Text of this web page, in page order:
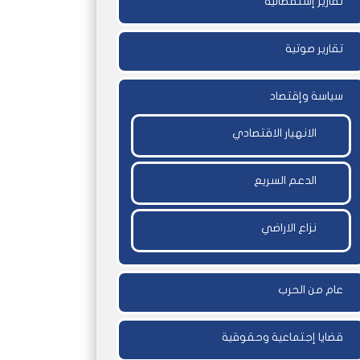
تقارير صوتية
سياسة وإقتصاد
الانهيار الاقتصادي
الدعم السريع
نزاع الاراضي
عام من الحرب
قضايا إجتماعية وحقوقية